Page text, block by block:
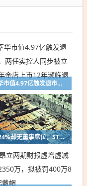
*ST萃华市值4.97亿触发退市红线，两任实控人同步被立案，百年金店上市12年濒临退市
持股7.24%却无董事席位，ST如意换届引第三大股东投反对票